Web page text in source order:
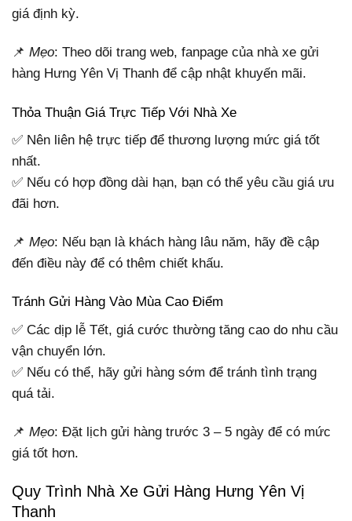
giá định kỳ.
📌 Mẹo: Theo dõi trang web, fanpage của nhà xe gửi
hàng Hưng Yên Vị Thanh để cập nhật khuyến mãi.
Thỏa Thuận Giá Trực Tiếp Với Nhà Xe
✅ Nên liên hệ trực tiếp để thương lượng mức giá tốt
nhất.
✅ Nếu có hợp đồng dài hạn, bạn có thể yêu cầu giá ưu
đãi hơn.
📌 Mẹo: Nếu bạn là khách hàng lâu năm, hãy đề cập
đến điều này để có thêm chiết khấu.
Tránh Gửi Hàng Vào Mùa Cao Điểm
✅ Các dịp lễ Tết, giá cước thường tăng cao do nhu cầu
vận chuyển lớn.
✅ Nếu có thể, hãy gửi hàng sớm để tránh tình trạng
quá tải.
📌 Mẹo: Đặt lịch gửi hàng trước 3 – 5 ngày để có mức
giá tốt hơn.
Quy Trình Nhà Xe Gửi Hàng Hưng Yên Vị
Thanh